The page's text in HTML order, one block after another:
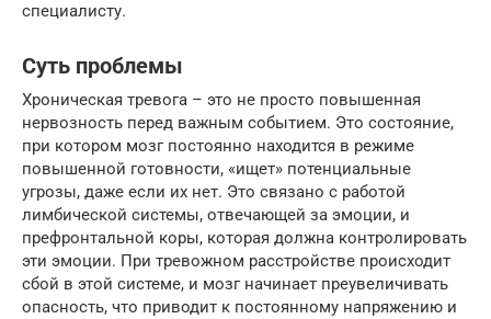
специалисту.
Суть проблемы
Хроническая тревога – это не просто повышенная
нервозность перед важным событием. Это состояние,
при котором мозг постоянно находится в режиме
повышенной готовности, «ищет» потенциальные
угрозы, даже если их нет. Это связано с работой
лимбической системы, отвечающей за эмоции, и
префронтальной коры, которая должна контролировать
эти эмоции. При тревожном расстройстве происходит
сбой в этой системе, и мозг начинает преувеличивать
опасность, что приводит к постоянному напряжению и